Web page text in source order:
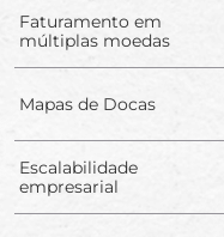
Faturamento em
múltiplas moedas
Mapas de Docas
Escalabilidade
empresarial